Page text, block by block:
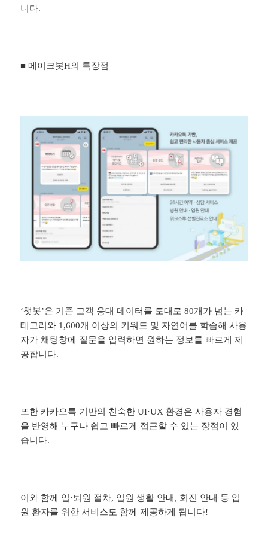
니다.
■ 메이크봇H의 특장점
‘챗봇’은 기존 고객 응대 데이터를 토대로 80개가 넘는 카
테고리와 1,600개 이상의 키워드 및 자연어를 학습해 사용
자가 채팅창에 질문을 입력하면 원하는 정보를 빠르게 제
공합니다.
또한 카카오톡 기반의 친숙한 UI·UX 환경은 사용자 경험
을 반영해 누구나 쉽고 빠르게 접근할 수 있는 장점이 있
습니다.
이와 함께 입·퇴원 절차, 입원 생활 안내, 회진 안내 등 입
원 환자를 위한 서비스도 함께 제공하게 됩니다!